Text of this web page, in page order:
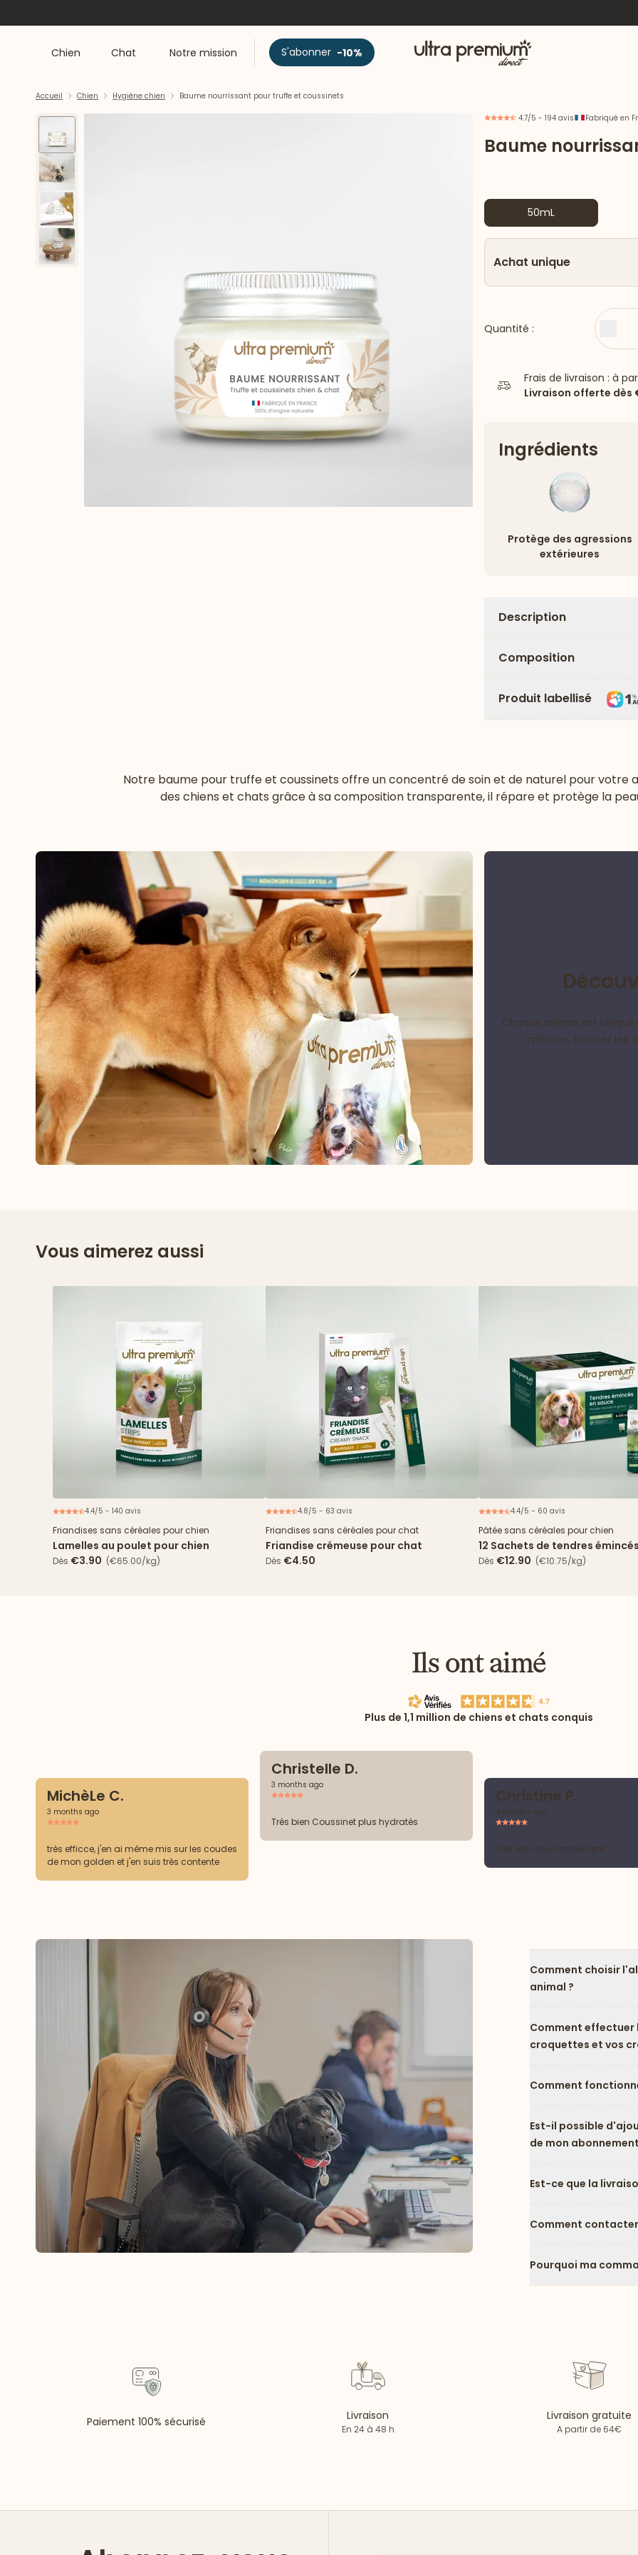
Chien Chat Notre mission S'abonner -10% Accueil
Accueil Chien Hygiène chien Baume nourrissant pour truffe et coussinets
4.7/5 - 194 avis Fabriqué en
Baume
50mL
Achat unique
Quantité : Moins
Frais de livraison : à
Livraison offerte dès
Ingrédients
Protège des agressions
extérieures
Description
Composition
Produit labellisé
Notre baume pour truffe et coussinets offre un concentré de soin et de naturel pour votre
des chiens et chats grâce à sa composition transparente, il répare et protège la
Chaque animal est
minutes, trouvez les
Vous aimerez aussi
4.4/5 - 140 avis
Friandises sans céréales pour chien
Lamelles au poulet pour chien
Dès €3.90 (€65.00/kg)
4.8/5 - 63 avis
Friandises sans céréales pour chat
Friandise crémeuse pour chat
Dès €4.50
4.4/5 - 60 avis
Pâtée sans céréales pour chien
12 Sachets de tendres
& haricots verts
Dès €12.90 (€10.75/kg)
Ils ont aimé
Plus de 1,1 million de chiens et chats conquis
MichèLe C.
3 months ago
très efficce, j'en ai même mis sur les coudes
de mon golden et j'en suis très contente
Christelle D.
3 months ago
Très bien Coussinet plus hydratés
Christine P.
4 months ago
Très efficace rapidement
Comment choisir
animal ?
Comment effectuer
croquettes et vos
Comment
Est-il possible
de mon
Est-ce que la
Comment
Pourquoi ma
Paiement 100% sécurisé Livraison
En 24 à 48 h
Livraison gratuite
A partir de 64€